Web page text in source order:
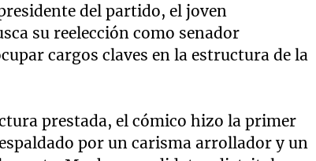
del partido, el joven
su reelección como senador
cargos claves en la estructura de la
prestada, el cómico hizo la primer
por un carisma arrollador y un